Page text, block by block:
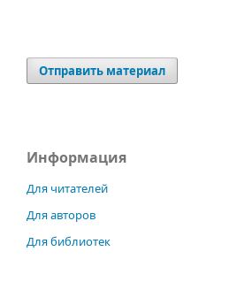
Отправить материал
Информация
Для читателей
Для авторов
Для библиотек